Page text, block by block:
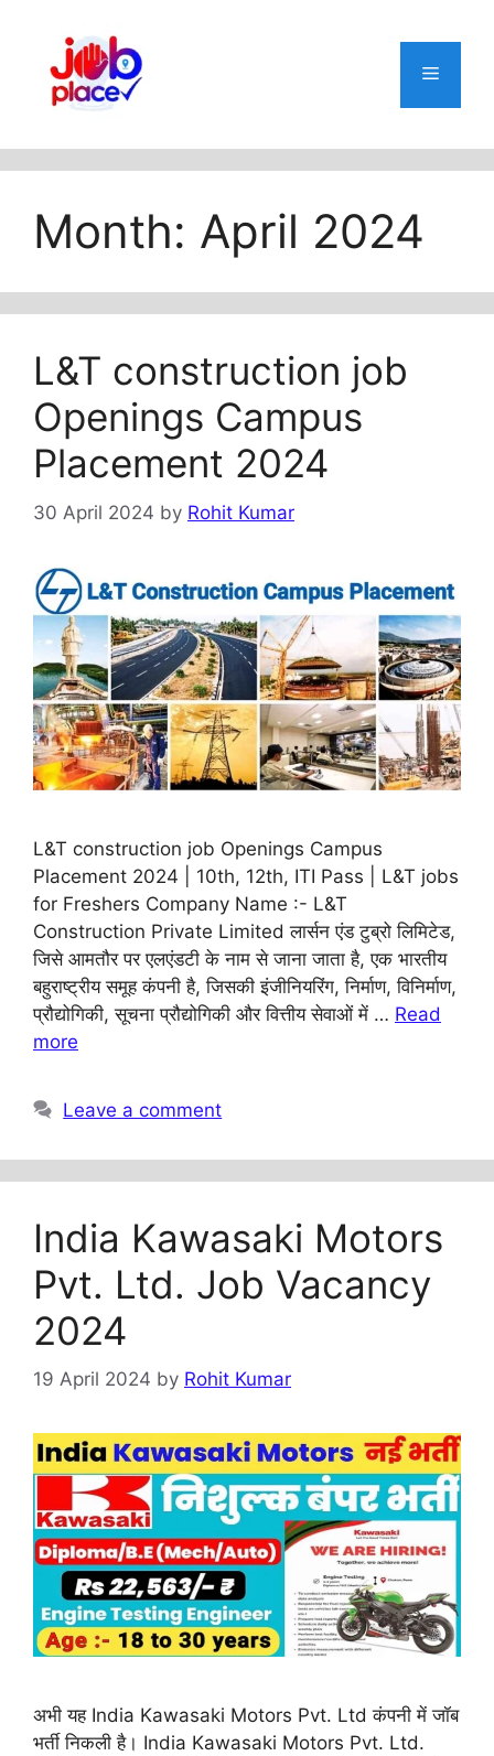
content
Menu
Month: April 2024
L&T construction job
Openings Campus
Placement 2024
30 April 2024 by Rohit Kumar
L&T construction job Openings Campus
Placement 2024 | 10th, 12th, ITI Pass | L&T jobs
for Freshers Company Name :- L&T
Construction Private Limited लार्सन एंड टुब्रो लिमिटेड,
जिसे आमतौर पर एलएंडटी के नाम से जाना जाता है, एक भारतीय
बहुराष्ट्रीय समूह कंपनी है, जिसकी इंजीनियरिंग, निर्माण, विनिर्माण,
प्रौद्योगिकी, सूचना प्रौद्योगिकी और वित्तीय सेवाओं में … Read
more
Leave a comment
India Kawasaki Motors
Pvt. Ltd. Job Vacancy
2024
19 April 2024 by Rohit Kumar
अभी यह India Kawasaki Motors Pvt. Ltd कंपनी में जॉब
भर्ती निकली है। India Kawasaki Motors Pvt. Ltd.